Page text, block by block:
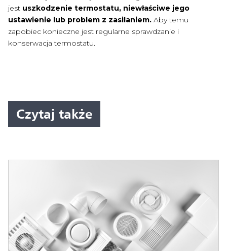
jest uszkodzenie termostatu, niewłaściwe jego
ustawienie lub problem z zasilaniem. Aby temu
zapobiec konieczne jest regularne sprawdzanie i
konserwacja termostatu.
Czytaj także